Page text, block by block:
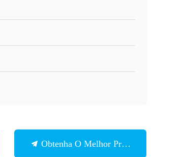
Obtenha O Melhor Preço